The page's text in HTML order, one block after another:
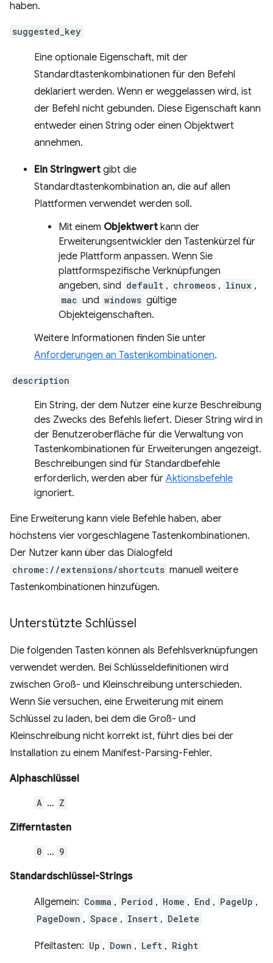
haben.
suggested_key
Eine optionale Eigenschaft, mit der
Standardtastenkombinationen für den Befehl
deklariert werden. Wenn er weggelassen wird, ist
der Befehl nicht gebunden. Diese Eigenschaft kann
entweder einen String oder einen Objektwert
annehmen.
Ein Stringwert gibt die
Standardtastenkombination an, die auf allen
Plattformen verwendet werden soll.
Mit einem Objektwert kann der
Erweiterungsentwickler den Tastenkürzel für
jede Plattform anpassen. Wenn Sie
plattformspezifische Verknüpfungen
angeben, sind default , chromeos , linux ,
mac und windows gültige
Objekteigenschaften.
Weitere Informationen finden Sie unter
Anforderungen an Tastenkombinationen.
description
Ein String, der dem Nutzer eine kurze Beschreibung
des Zwecks des Befehls liefert. Dieser String wird in
der Benutzeroberfläche für die Verwaltung von
Tastenkombinationen für Erweiterungen angezeigt.
Beschreibungen sind für Standardbefehle
erforderlich, werden aber für Aktionsbefehle
ignoriert.
Eine Erweiterung kann viele Befehle haben, aber
höchstens vier vorgeschlagene Tastenkombinationen.
Der Nutzer kann über das Dialogfeld
chrome://extensions/shortcuts manuell weitere
Tastenkombinationen hinzufügen.
Unterstützte Schlüssel
Die folgenden Tasten können als Befehlsverknüpfungen
verwendet werden. Bei Schlüsseldefinitionen wird
zwischen Groß- und Kleinschreibung unterschieden.
Wenn Sie versuchen, eine Erweiterung mit einem
Schlüssel zu laden, bei dem die Groß- und
Kleinschreibung nicht korrekt ist, führt dies bei der
Installation zu einem Manifest-Parsing-Fehler.
Alphaschlüssel
A … Z
Zifferntasten
0 … 9
Standardschlüssel-Strings
Allgemein: Comma , Period , Home , End , PageUp ,
PageDown , Space , Insert , Delete
Pfeiltasten: Up , Down , Left , Right